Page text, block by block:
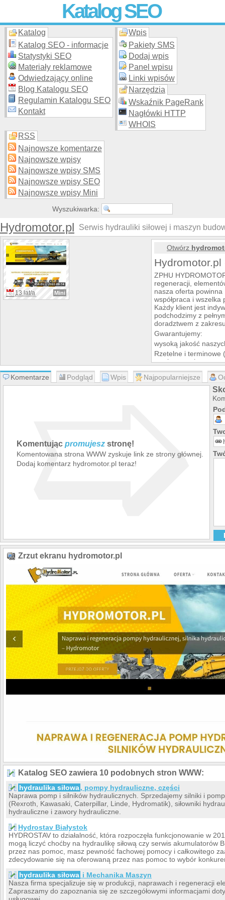
Katalog SEO
Skuteczna i promocja stron WWW –
moderowanego katalogu za darmo!
Katalog
Katalog SEO - informacje
Statystyki SEO
Materiały reklamowe
Odwiedzający online
Blog Katalogu SEO
Regulamin Katalogu SEO
Kontakt
Wpis
Pakiety SMS
Dodaj wpis
Panel wpisu
Linki wpisów
Narzędzia
Wskaźnik PageRank
Nagłówki HTTP
WHOIS
RSS
Najnowsze komentarze
Najnowsze wpisy
Najnowsze wpisy SMS
Najnowsze wpisy SEO
Najnowsze wpisy Mini
Wyszukiwarka:
Hydromotor.pl Serwis hydrauliki siłowej i maszyn
13 lat/a Mini
Otwórz
ZPHU
regeneracji,
nasza oferta
współpraca i
Każdy klient jest
podchodzimy z
doradztwem z
Gwarantujemy:
wysoką jakość
Rzetelne i terminowe
powierzonych nam
Konkurencyjne ceny;
ustalamy
ponieważ negocjacja
warunków
Dogodne terminy i
potrzeb i możliwości
Sprawny serwis
wykonywanych
Bezproblemowe
dotyczących usług
Realizację usług
spornych,
eksploatacji maszyn i
Opinie:
Komentarze Podgląd Wpis Najpopularniejsze
Komentując promujesz stronę!
Komentowana strona WWW zyskuje link ze strony głównej.
Dodaj komentarz hydromotor.pl teraz!
➯
Zrzut ekranu hydromotor.pl
Katalog SEO zawiera 10 podobnych stron WWW:
hydraulika siłowa, pompy hydrauliczne, części
Naprawa pomp i silników hydraulicznych. Sprzedajemy silniki i
(Rexroth, Kawasaki, Caterpillar, Linde, Hydromatik), siłowniki
hydrauliczne i zawory hydrauliczne.
Hydrostav Białystok
HYDROSTAV to działalność, która rozpoczęła funkcjonowanie w
mogą liczyć choćby na hydraulikę siłową czy serwis akumulatorów
przez nas pomoc, masz pewność fachowej pomocy i całkowitego
zdecydowanie się na oferowaną przez nas pomoc to wybór
hydraulika siłowa i Mechanika Maszyn
Nasza firma specjalizuje się w produkcji, naprawach i regeneracji
Zapraszamy do zapoznania się ze szczegółowymi informacjami